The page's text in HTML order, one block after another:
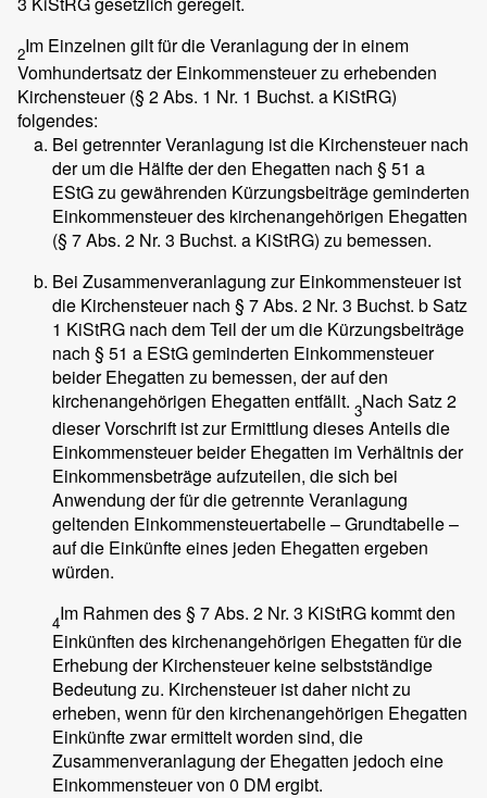
2Im Einzelnen gilt für die Veranlagung der in einem
Vomhundertsatz der Einkommensteuer zu erhebenden
Kirchensteuer (§ 2 Abs. 1 Nr. 1 Buchst. a KiStRG)
folgendes:
Bei getrennter Veranlagung ist die Kirchensteuer nach
der um die Hälfte der den Ehegatten nach § 51 a
EStG zu gewährenden Kürzungsbeiträge geminderten
Einkommensteuer des kirchenangehörigen Ehegatten
(§ 7 Abs. 2 Nr. 3 Buchst. a KiStRG) zu bemessen.
Bei Zusammenveranlagung zur Einkommensteuer ist
die Kirchensteuer nach § 7 Abs. 2 Nr. 3 Buchst. b Satz
1 KiStRG nach dem Teil der um die Kürzungsbeiträge
nach § 51 a EStG geminderten Einkommensteuer
beider Ehegatten zu bemessen, der auf den
kirchenangehörigen Ehegatten entfällt. 3Nach Satz 2
dieser Vorschrift ist zur Ermittlung dieses Anteils die
Einkommensteuer beider Ehegatten im Verhältnis der
Einkommensbeträge aufzuteilen, die sich bei
Anwendung der für die getrennte Veranlagung
geltenden Einkommensteuertabelle – Grundtabelle –
auf die Einkünfte eines jeden Ehegatten ergeben
würden.
4Im Rahmen des § 7 Abs. 2 Nr. 3 KiStRG kommt den
Einkünften des kirchenangehörigen Ehegatten für die
Erhebung der Kirchensteuer keine selbstständige
Bedeutung zu. Kirchensteuer ist daher nicht zu
erheben, wenn für den kirchenangehörigen Ehegatten
Einkünfte zwar ermittelt worden sind, die
Zusammenveranlagung der Ehegatten jedoch eine
Einkommensteuer von 0 DM ergibt.